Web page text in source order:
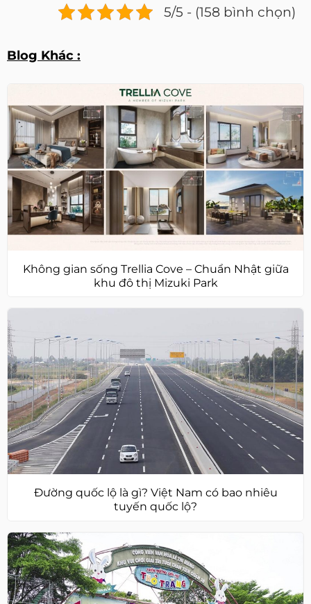
5/5 - (158 bình chọn)
Blog Khác :
Không gian sống Trellia Cove – Chuẩn Nhật giữa
khu đô thị Mizuki Park
Đường quốc lộ là gì? Việt Nam có bao nhiêu
tuyến quốc lộ?